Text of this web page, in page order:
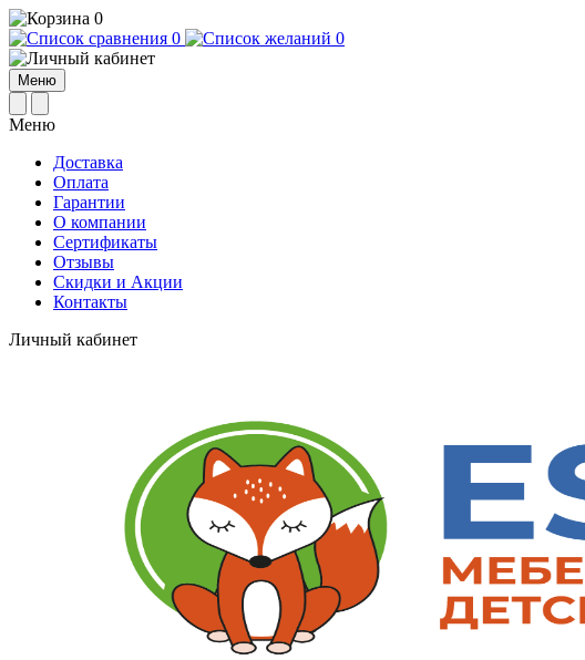
0
0
0
Меню
Меню
Доставка
Оплата
Гарантии
О компании
Сертификаты
Отзывы
Cкидки и Акции
Контакты
Личный кабинет